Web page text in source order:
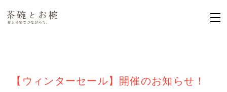
【ウィンターセール】開催のお知らせ！